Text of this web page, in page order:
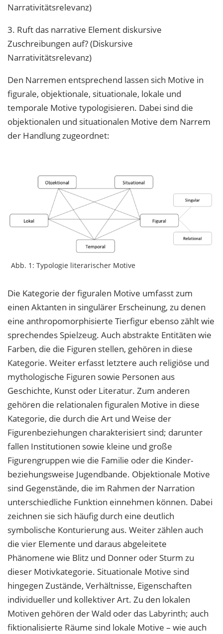
Narrativitätsrelevanz)
3. Ruft das narrative Element diskursive
Zuschreibungen auf? (Diskursive
Narrativitätsrelevanz)
Den Narremen entsprechend lassen sich Motive in
figurale, objektionale, situationale, lokale und
temporale Motive typologisieren. Dabei sind die
objektionalen und situationalen Motive dem Narrem
der Handlung zugeordnet:
Abb. 1: Typologie literarischer Motive
Die Kategorie der figuralen Motive umfasst zum
einen Aktanten in singulärer Erscheinung, zu denen
eine anthropomorphisierte Tierfigur ebenso zählt wie
sprechendes Spielzeug. Auch abstrakte Entitäten wie
Farben, die die Figuren stellen, gehören in diese
Kategorie. Weiter erfasst letztere auch religiöse und
mythologische Figuren sowie Personen aus
Geschichte, Kunst oder Literatur. Zum anderen
gehören die relationalen figuralen Motive in diese
Kategorie, die durch die Art und Weise der
Figurenbeziehungen charakterisiert sind; darunter
fallen Institutionen sowie kleine und große
Figurengruppen wie die Familie oder die Kinder-
beziehungsweise Jugendbande. Objektionale Motive
sind Gegenstände, die im Rahmen der Narration
unterschiedliche Funktion einnehmen können. Dabei
zeichnen sie sich häufig durch eine deutlich
symbolische Konturierung aus. Weiter zählen auch
die vier Elemente und daraus abgeleitete
Phänomene wie Blitz und Donner oder Sturm zu
dieser Motivkategorie. Situationale Motive sind
hingegen Zustände, Verhältnisse, Eigenschaften
individueller und kollektiver Art. Zu den lokalen
Motiven gehören der Wald oder das Labyrinth; auch
fiktionalisierte Räume sind lokale Motive – wie auch